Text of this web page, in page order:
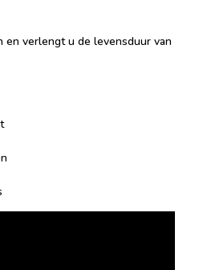
en verlengt u de levensduur van